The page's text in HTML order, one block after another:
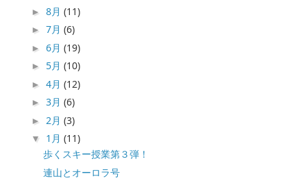
►8月(11)
►7月(6)
►6月(19)
► 5月(10)
►4月(12)
►3月(6)
► 2月(3)
▼ 1月(11)
歩くスキー授業第３弾！
連山とオーロラ号